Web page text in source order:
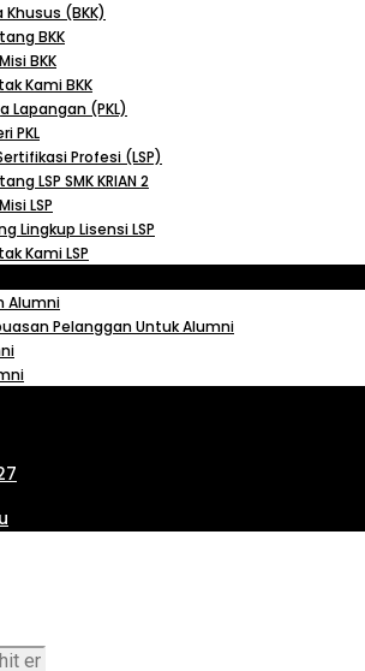
Khusus (BKK)
BKK
BKK
Kami BKK
Lapangan (PKL)
PKL
Profesi (LSP)
LSP SMK KRIAN 2
LSP
Lingkup Lisensi LSP
Kami LSP
Alumni
Pelanggan Untuk Alumni